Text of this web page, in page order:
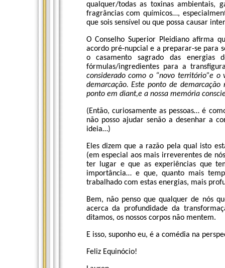
qualquer/todas as toxinas ambientais,
fragrâncias com químicos…,
que sois sensível ou que possa causar
O Conselho Superior Pleidiano afirma
acordo pré-nupcial e a preparar-se para
o casamento sagrado das
fórmulas/ingredientes para a
considerado como o “novo território”e
demarcação. Este ponto de
ponto em diant,e a nossa memória
(Então, curiosamente as pessoas… é
não posso ajudar senão a desenhar a
ideia…)
Eles dizem que a razão pela qual isto
(em especial aos mais irreverentes de
ter lugar e que as experiências que
importância… e que, quanto mais
trabalhado com estas energias, mais
Bem, não penso que qualquer de nós
acerca da profundidade da
ditamos, os nossos corpos não mentem.
E isso, suponho eu, é a comédia na
Feliz Equinócio!